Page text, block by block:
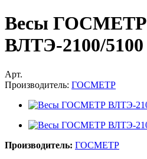
Весы ГОСМЕТР
ВЛТЭ-2100/5100
Арт.
Производитель: ГОСМЕТР
Производитель: ГОСМЕТР